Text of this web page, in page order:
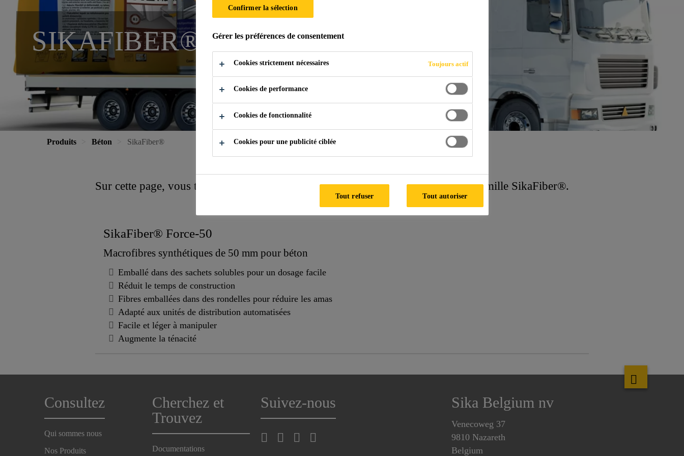
SIKAFIBER®
Produits Béton SikaFiber®
Sur cette page, vous trouverez tous les produits de construction appartenant à la famille SikaFiber®.
SikaFiber® Force-50
Macrofibres synthétiques de 50 mm pour béton
Emballé dans des sachets solubles pour un dosage facile
Réduit le temps de construction
Fibres emballées dans des rondelles pour réduire les amas
Adapté aux unités de distribution automatisées
Facile et léger à manipuler
Augmente la ténacité
Consultez
Qui sommes nous
Nos Produits
Cherchez et
Trouvez
Documentations
Suivez-nous Sika Belgium nv
Venecoweg 37
9810 Nazareth
Belgium
Confirmer la sélection
Gérer les préférences de consentement
Cookies strictement nécessaires Toujours actif
Cookies de performance
Cookies de fonctionnalité
Cookies pour une publicité ciblée
Tout refuser Tout autoriser